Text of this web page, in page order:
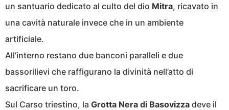
un santuario dedicato al culto del dio Mitra, ricavato in
una cavità naturale invece che in un ambiente
artificiale.
All’interno restano due banconi paralleli e due
bassorilievi che raffigurano la divinità nell’atto di
sacrificare un toro.
Sul Carso triestino, la Grotta Nera di Basovizza deve il